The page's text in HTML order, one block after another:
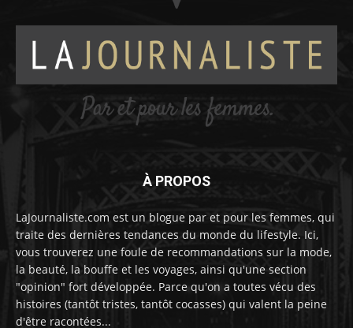
À PROPOS
LaJournaliste.com est un blogue par et pour les femmes, qui
traite des dernières tendances du monde du lifestyle. Ici,
vous trouverez une foule de recommandations sur la mode,
la beauté, la bouffe et les voyages, ainsi qu'une section
"opinion" fort développée. Parce qu'on a toutes vécu des
histoires (tantôt tristes, tantôt cocasses) qui valent la peine
d'être racontées...